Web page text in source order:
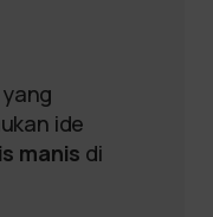
ide
manis di